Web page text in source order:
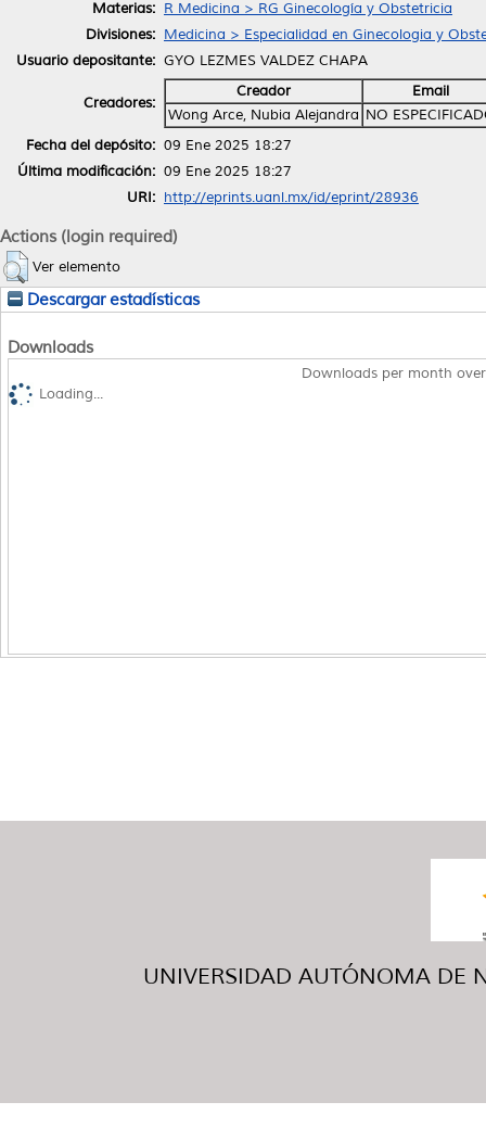
Materias: R Medicina > RG Ginecología y Obstetricia
Divisiones: Medicina > Especialidad en Ginecologia y
Usuario depositante: GYO LEZMES VALDEZ CHAPA
Creadores:
Creador
Email
Wong Arce, Nubia Alejandra NO
Fecha del depósito: 09 Ene 2025 18:27
Última modificación: 09 Ene 2025 18:27
URI: http://eprints.uanl.mx/id/eprint/28936
Actions (login required)
Ver elemento
Descargar estadísticas
Downloads
Downloads per month
Loading...
UNIVERSIDAD AUTÓNOMA DE